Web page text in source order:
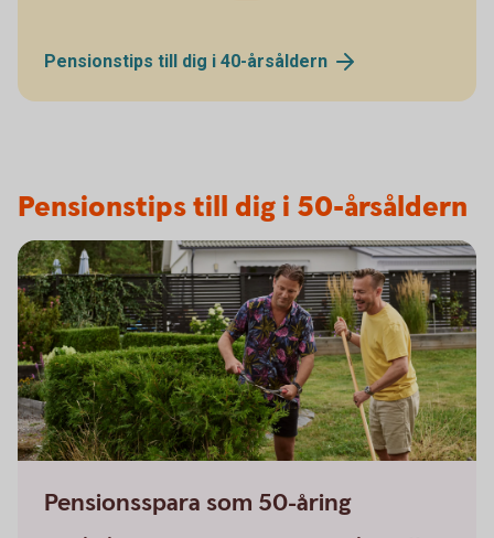
Pensionstips till dig i 40-årsåldern
Pensionstips till dig i 50-årsåldern
Pensionsspara som 50-åring